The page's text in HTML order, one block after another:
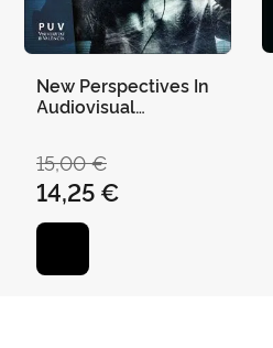
New Perspectives In
Audiovisual
15,00 €
14,25 €